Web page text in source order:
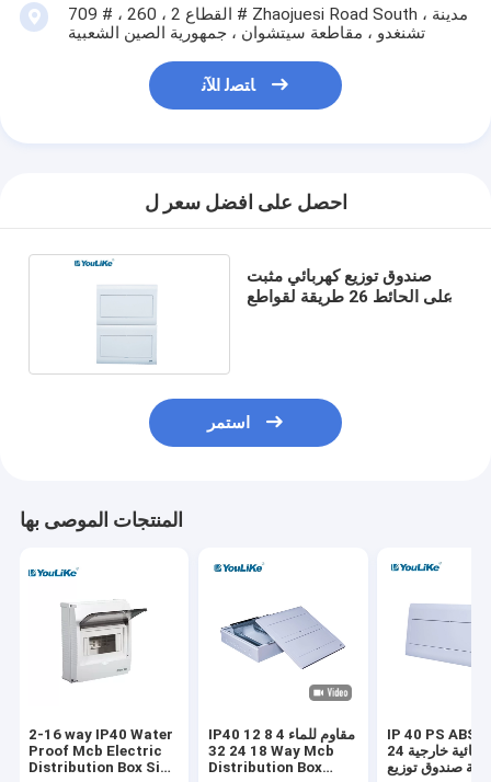
709 # ، القطاع 2 ، 260 # Zhaojuesi Road South ، مدينة
تشنغدو ، مقاطعة سيتشوان ، جمهورية الصين الشعبية
ﺎﺘﺼﻟ ﺍﻶﻧ
احصل على افضل سعر ل
صندوق توزيع كهربائي مثبت
على الحائط 26 طريقة لقواطع
استمر
المنتجات الموصى بها
2-16 way IP40 Water
Proof Mcb Electric
Distribution Box Size
IP40 مقاوم للماء 4 8 12
18 24 32 Way Mcb
Distribution Box
IP 40 PS ABS مادة
كهربائية خارجية 24
صندوق توزيع